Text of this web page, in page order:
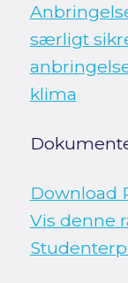
særligt
klima
Download
Vis denne